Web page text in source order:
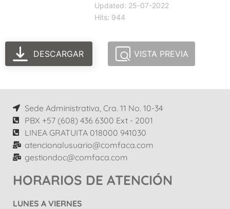
Updated: 25-07-2022
Hits: 944
DESCARGAR VISTA PREVIA
Sede Administrativa, Cra. 11 No. 10-34
PBX +57 (608) 436 6300 Ext - 2001
LINEA GRATUITA 018000 941030
atencionalusuario@comfaca.com
gestiondoc@comfaca.com
HORARIOS DE ATENCIÓN
LUNES A VIERNES